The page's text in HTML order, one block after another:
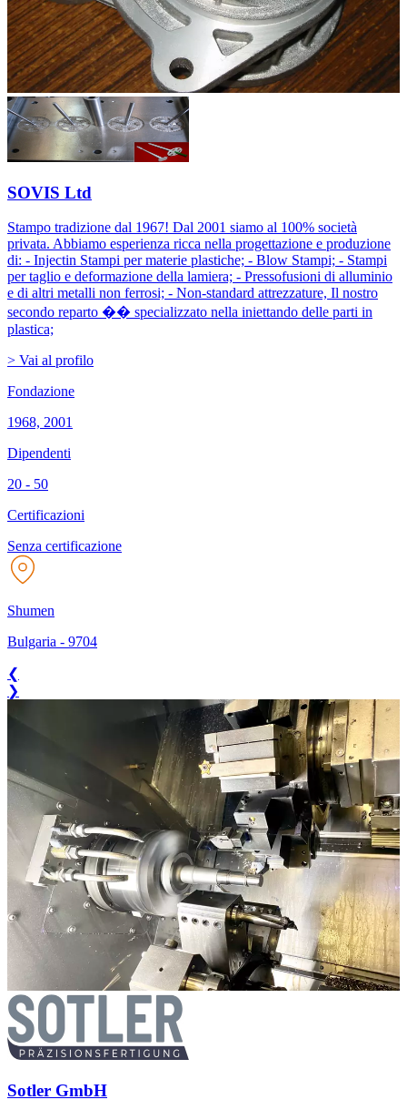
SOVIS Ltd
Stampo tradizione dal 1967! Dal 2001 siamo al 100% società
privata. Abbiamo esperienza ricca nella progettazione e produzione
di: - Injectin Stampi per materie plastiche; - Blow Stampi; - Stampi
per taglio e deformazione della lamiera; - Pressofusioni di alluminio
e di altri metalli non ferrosi; - Non-standard attrezzature, Il nostro
secondo reparto �� specializzato nella iniettando delle parti in
plastica;
> Vai al profilo
Fondazione
1968, 2001
Dipendenti
20 - 50
Certificazioni
Senza certificazione
Shumen
Bulgaria - 9704
❮
❯
Sotler GmbH